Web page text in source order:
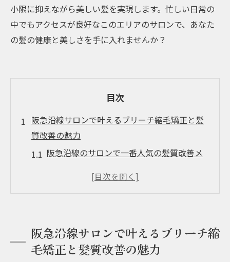
小限に抑えながら美しい髪を実現します。忙しい日常の
中でもアクセスが良好なこのエリアのサロンで、あなた
の髪の健康と美しさを手に入れませんか？
目次
阪急沿線サロンで叶えるブリーチ縮毛矯正と髪
質改善の魅力
阪急沿線のサロンで一番人気の髪質改善メ
ブリーチ縮毛矯正の魅力とその効果
阪急沿線で体験できる特別な施術メニュー
サロン選びのポイントと口コミ紹介
阪急沿線サロンで叶えるブリーチ縮
毛矯正と髪質改善の魅力